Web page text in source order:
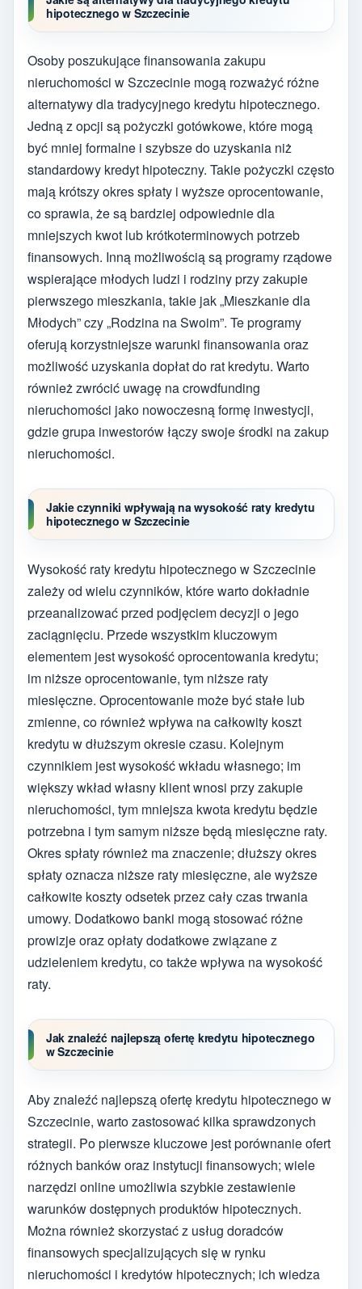
hipotecznego w Szczecinie
Osoby poszukujące finansowania zakupu
nieruchomości w Szczecinie mogą rozważyć różne
alternatywy dla tradycyjnego kredytu hipotecznego.
Jedną z opcji są pożyczki gotówkowe, które mogą
być mniej formalne i szybsze do uzyskania niż
standardowy kredyt hipoteczny. Takie pożyczki często
mają krótszy okres spłaty i wyższe oprocentowanie,
co sprawia, że są bardziej odpowiednie dla
mniejszych kwot lub krótkoterminowych potrzeb
finansowych. Inną możliwością są programy rządowe
wspierające młodych ludzi i rodziny przy zakupie
pierwszego mieszkania, takie jak „Mieszkanie dla
Młodych” czy „Rodzina na Swoim”. Te programy
oferują korzystniejsze warunki finansowania oraz
możliwość uzyskania dopłat do rat kredytu. Warto
również zwrócić uwagę na crowdfunding
nieruchomości jako nowoczesną formę inwestycji,
gdzie grupa inwestorów łączy swoje środki na zakup
nieruchomości.
Jakie czynniki wpływają na wysokość raty kredytu
hipotecznego w Szczecinie
Wysokość raty kredytu hipotecznego w Szczecinie
zależy od wielu czynników, które warto dokładnie
przeanalizować przed podjęciem decyzji o jego
zaciągnięciu. Przede wszystkim kluczowym
elementem jest wysokość oprocentowania kredytu;
im niższe oprocentowanie, tym niższe raty
miesięczne. Oprocentowanie może być stałe lub
zmienne, co również wpływa na całkowity koszt
kredytu w dłuższym okresie czasu. Kolejnym
czynnikiem jest wysokość wkładu własnego; im
większy wkład własny klient wnosi przy zakupie
nieruchomości, tym mniejsza kwota kredytu będzie
potrzebna i tym samym niższe będą miesięczne raty.
Okres spłaty również ma znaczenie; dłuższy okres
spłaty oznacza niższe raty miesięczne, ale wyższe
całkowite koszty odsetek przez cały czas trwania
umowy. Dodatkowo banki mogą stosować różne
prowizje oraz opłaty dodatkowe związane z
udzieleniem kredytu, co także wpływa na wysokość
raty.
Jak znaleźć najlepszą ofertę kredytu hipotecznego
w Szczecinie
Aby znaleźć najlepszą ofertę kredytu hipotecznego w
Szczecinie, warto zastosować kilka sprawdzonych
strategii. Po pierwsze kluczowe jest porównanie ofert
różnych banków oraz instytucji finansowych; wiele
narzędzi online umożliwia szybkie zestawienie
warunków dostępnych produktów hipotecznych.
Można również skorzystać z usług doradców
finansowych specjalizujących się w rynku
nieruchomości i kredytów hipotecznych; ich wiedza